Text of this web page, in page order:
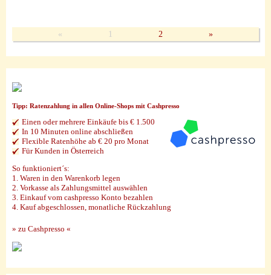
« 1 2 »
Tipp: Ratenzahlung in allen Online-Shops mit Cashpresso
Einen oder mehrere Einkäufe bis € 1.500
In 10 Minuten online abschließen
Flexible Ratenhöhe ab € 20 pro Monat
Für Kunden in Österreich
So funktioniert´s:
1. Waren in den Warenkorb legen
2. Vorkasse als Zahlungsmittel auswählen
3. Einkauf vom cashpresso Konto bezahlen
4. Kauf abgeschlossen, monatliche Rückzahlung
» zu Cashpresso «